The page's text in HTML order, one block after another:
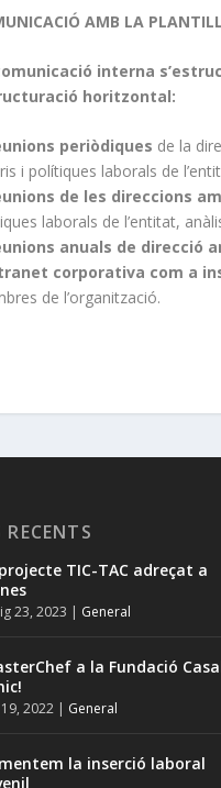
AMB LA
interna
horitzontal:
periòdiques de la
i polítiques laborals de
de les direccions
laborals de l’entitat,
anuals de direcció
corporativa com a
de l’organització.
TIC-TAC adreçat a
23, 2023 | General
a la Fundació
2022| General
la inserció laboral